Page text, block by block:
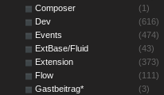
Composer
(1)
Dev
(616)
Events
(474)
ExtBase/Fluid
(43)
Extension
(373)
Flow
(111)
Gastbeitrag*
(3)